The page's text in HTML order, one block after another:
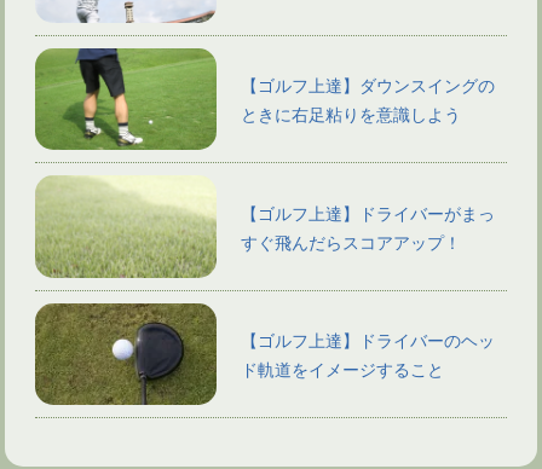
【ゴルフ上達】ダウンスイングの
ときに右足粘りを意識しよう
【ゴルフ上達】ドライバーがまっ
すぐ飛んだらスコアアップ！
【ゴルフ上達】ドライバーのヘッ
ド軌道をイメージすること